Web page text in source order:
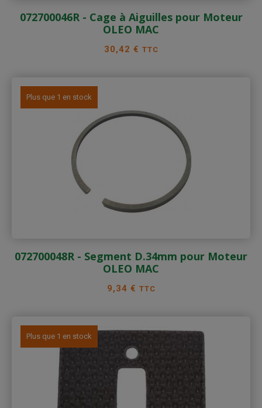
072700046R - Cage à Aiguilles pour Moteur
OLEO MAC
Prix
30,42 € TTC
Plus que 1 en stock
072700048R - Segment D.34mm pour Moteur
OLEO MAC
Prix
9,34 € TTC
Plus que 1 en stock